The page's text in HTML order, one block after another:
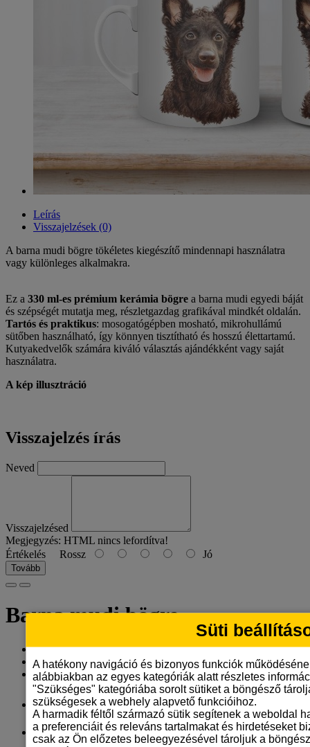
Leírás
Visszajelzések (0)
A barna mudi bögre tökéletes kiegészítő mindennapi használatra
vagy különleges alkalmakra.
Ez a 330 ml-es prémium kerámia bögre a barna mudi egyedi báját
és szépségét mutatja meg, részletgazdag grafikával mindkét oldalán.
Tartós és praktikus: mosogatógépben mosható, mikrohullámú
sütőben használható, így könnyen tisztítható és hosszú élettartamú.
Kutyakedvelők számára kiváló választás ajándékként vagy saját
használatra.
A kép illusztráció
Visszajelzés írás
Neved
Visszajelzésed
Megjegyzés: HTML nincs lefordítva!
Értékelés Rossz Jó
Tovább
Barna mudi bögre
Gyártó:Tangerine Design
Model: barna-mudi-bogre-4
Elérhetőség: 9
3.290 Ft
ÁFA nélkül: 2.591 Ft
Süti
A hatékony navigáció és bizonyos funkciók
alábbiakban az egyes kategóriák alatt részletes
"Szükséges" kategóriába sorolt sütiket a böngésző
szükségesek a webhely alapvető funkcióihoz.
A harmadik féltől származó sütik segítenek a weboldal
a preferenciáit és releváns tartalmakat és hirdetéseket
csak az Ön előzetes beleegyezésével tároljuk a